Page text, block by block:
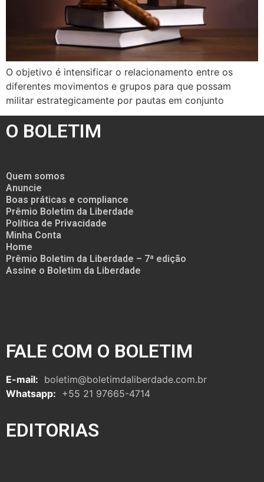
O objetivo é intensificar o relacionamento entre os
diferentes movimentos e grupos para que possam
militar estrategicamente por pautas em conjunto
O BOLETIM
Quem somos
Anuncie
Boas práticas e compliance
Prêmio Boletim da Liberdade
Política de Privacidade
Minha Conta
Home
Prêmio Boletim da Liberdade – 7ª edição
Assine o Boletim da Liberdade
FALE COM O BOLETIM
E-mail: boletim@boletimdaliberdade.com.br
Whatsapp: +55 21 97665-4714
EDITORIAS